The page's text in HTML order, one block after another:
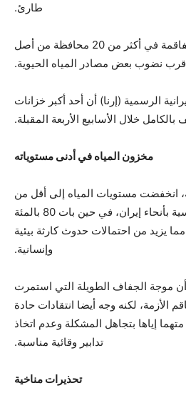
طارئ.
وتواجه إيران أزمة مائية متفاقمة في أكثر من 20 محافظة من أصل
الرسمية (إرنا) أن أحد أكبر خزانات
بالكامل خلال الأسابيع الأربعة المقبلة.
مخزون المياه في أدنى مستوياته
انخفضت مستويات المياه إلى أقل من
10 بالمئة في 7 خزانات رئيسية بأنحاء إيران، في حين بات 80 بالمئة
يزيد من احتمالات حدوث كارثة بيئية
وإنسانية.
أن موجة الجفاف الطويلة التي استمرت
لكنه وجه أيضا انتقادات حادة
إياها بتجاهل المشكلة وعدم اتخاذ
تدابير وقائية مناسبة.
تحذيرات مناخية